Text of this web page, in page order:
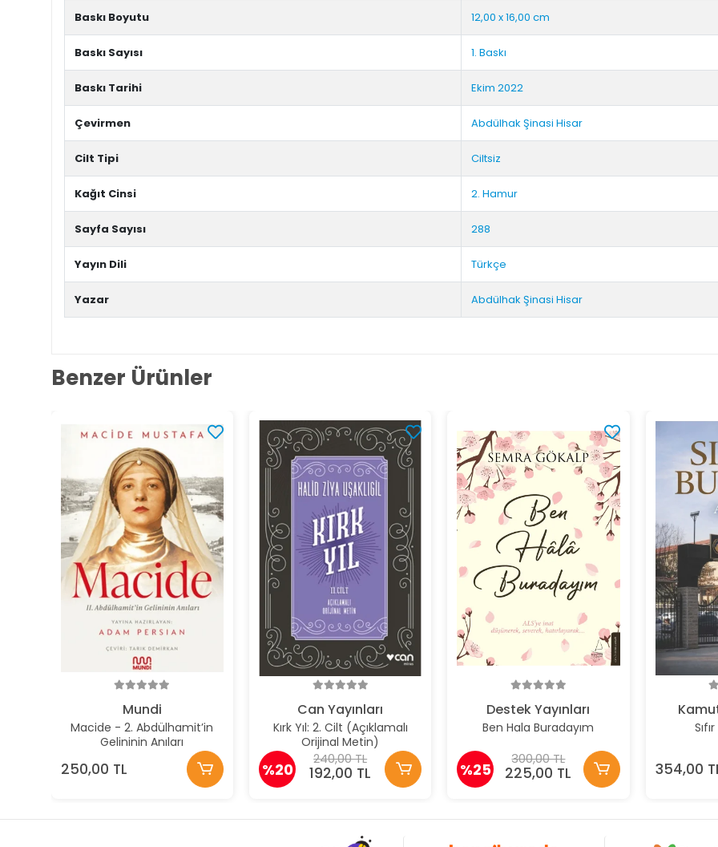
Baskı Boyutu 12,00 x 16,00 cm
Baskı Sayısı 1. Baskı
Baskı Tarihi Ekim 2022
Çevirmen Abdülhak Şinasi Hisar
Cilt Tipi Ciltsiz
Kağıt Cinsi 2. Hamur
Sayfa Sayısı 288
Yayın Dili Türkçe
Yazar Abdülhak Şinasi Hisar
Benzer Ürünler
Mundi
Macide - 2. Abdülhamit’in
Gelininin Anıları
250,00 TL
Can Yayınları
Kırk Yıl: 2. Cilt (Açıklamalı
Orijinal Metin)
%20
240,00 TL
192,00 TL
Destek Yayınları
Ben Hala Buradayım
%25
300,00 TL
225,00 TL 354,00